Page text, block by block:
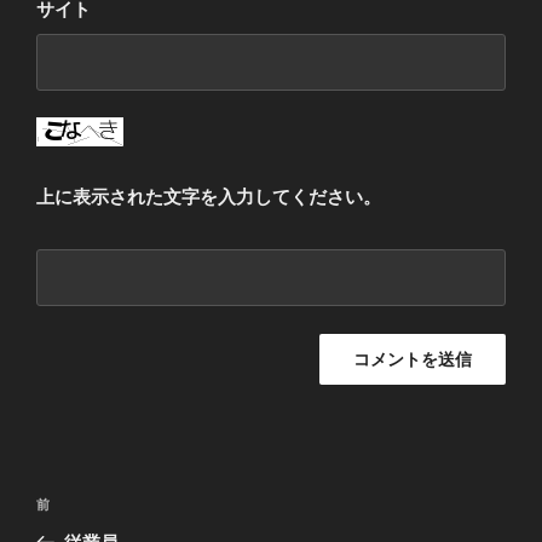
サイト
上に表示された文字を入力してください。
投
過
去
前